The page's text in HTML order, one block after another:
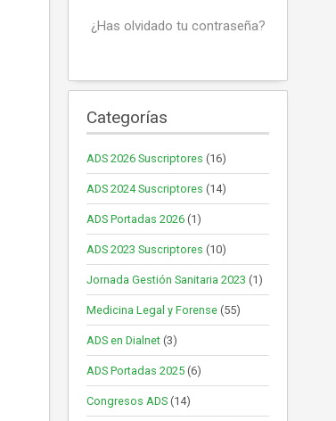
¿Has olvidado tu contraseña?
Categorías
ADS 2026 Suscriptores (16)
ADS 2024 Suscriptores (14)
ADS Portadas 2026(1)
ADS 2023 Suscriptores (10)
Jornada Gestión Sanitaria 2023 (1)
Medicina Legal y Forense(55)
ADS en Dialnet(3)
ADS Portadas 2025(6)
Congresos ADS(14)